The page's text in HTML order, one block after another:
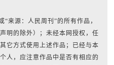
“来源：人民周刊”的所有作品，
明的除外）；未经本网授权，任
它方式使用上述作品；已经与本
人，应注意作品中是否有相应的